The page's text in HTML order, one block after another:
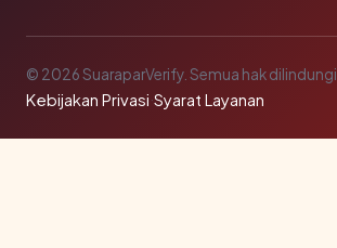
© 2026 SuaraparVerify. Semua hak dilindungi.
Kebijakan Privasi·Syarat Layanan